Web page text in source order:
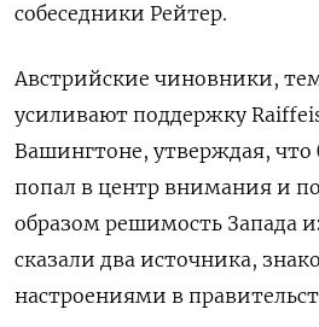
собеседники Рейтер.
Австрийские чиновники,
усиливают поддержку
Вашингтоне, утверждая, что
попал в центр внимания и
образом решимость Запада
сказали два источника,
настроениями в